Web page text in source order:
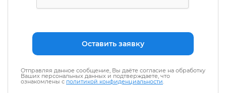
Отправляя данное сообщение, Вы даёте согласие на обработку
Ваших персональных данных и подтверждаете, что
ознакомлены с политикой конфиденциальности